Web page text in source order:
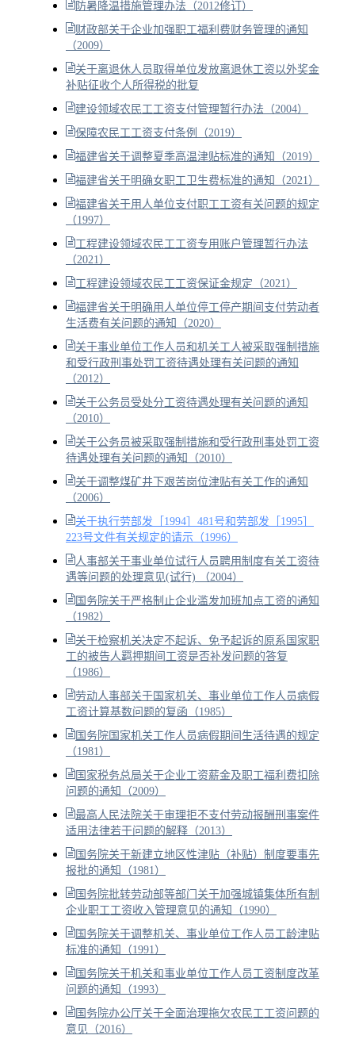
防暑降温措施管理办法（2012修订）
财政部关于企业加强职工福利费财务管理的通知
（2009）
关于离退休人员取得单位发放离退休工资以外奖金
补贴征收个人所得税的批复
建设领域农民工工资支付管理暂行办法（2004）
保障农民工工资支付条例（2019）
福建省关于调整夏季高温津贴标准的通知（2019）
福建省关于明确女职工卫生费标准的通知（2021）
福建省关于用人单位支付职工工资有关问题的规定
（1997）
工程建设领域农民工工资专用账户管理暂行办法
（2021）
工程建设领域农民工工资保证金规定（2021）
福建省关于明确用人单位停工停产期间支付劳动者
生活费有关问题的通知（2020）
关于事业单位工作人员和机关工人被采取强制措施
和受行政刑事处罚工资待遇处理有关问题的通知
（2012）
关于公务员受处分工资待遇处理有关问题的通知
（2010）
关于公务员被采取强制措施和受行政刑事处罚工资
待遇处理有关问题的通知（2010）
关于调整煤矿井下艰苦岗位津贴有关工作的通知
（2006）
关于执行劳部发［1994］481号和劳部发［1995］
223号文件有关规定的请示（1996）
人事部关于事业单位试行人员聘用制度有关工资待
遇等问题的处理意见(试行) （2004）
国务院关于严格制止企业滥发加班加点工资的通知
（1982）
关于检察机关决定不起诉、免予起诉的原系国家职
工的被告人羁押期间工资是否补发问题的答复
（1986）
劳动人事部关于国家机关、事业单位工作人员病假
工资计算基数问题的复函（1985）
国务院国家机关工作人员病假期间生活待遇的规定
（1981）
国家税务总局关于企业工资薪金及职工福利费扣除
问题的通知（2009）
最高人民法院关于审理拒不支付劳动报酬刑事案件
适用法律若干问题的解释（2013）
国务院关于新建立地区性津贴（补贴）制度要事先
报批的通知（1981）
国务院批转劳动部等部门关于加强城镇集体所有制
企业职工工资收入管理意见的通知（1990）
国务院关于调整机关、事业单位工作人员工龄津贴
标准的通知（1991）
国务院关于机关和事业单位工作人员工资制度改革
问题的通知（1993）
国务院办公厅关于全面治理拖欠农民工工资问题的
意见（2016）